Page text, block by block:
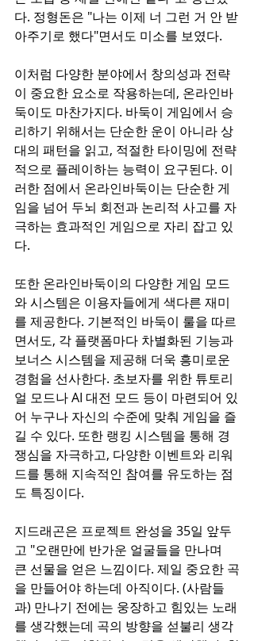
다. 정형돈은 "나는 이제 너 그런 거 안 받
아주기로 했다"면서도 미소를 보였다.
이처럼 다양한 분야에서 창의성과 전략
이 중요한 요소로 작용하는데, 온라인바
둑이도 마찬가지다. 바둑이 게임에서 승
리하기 위해서는 단순한 운이 아니라 상
대의 패턴을 읽고, 적절한 타이밍에 전략
적으로 플레이하는 능력이 요구된다. 이
러한 점에서 온라인바둑이는 단순한 게
임을 넘어 두뇌 회전과 논리적 사고를 자
극하는 효과적인 게임으로 자리 잡고 있
다.
또한 온라인바둑이의 다양한 게임 모드
와 시스템은 이용자들에게 색다른 재미
를 제공한다. 기본적인 바둑이 룰을 따르
면서도, 각 플랫폼마다 차별화된 기능과
보너스 시스템을 제공해 더욱 흥미로운
경험을 선사한다. 초보자를 위한 튜토리
얼 모드나 AI 대전 모드 등이 마련되어 있
어 누구나 자신의 수준에 맞춰 게임을 즐
길 수 있다. 또한 랭킹 시스템을 통해 경
쟁심을 자극하고, 다양한 이벤트와 리워
드를 통해 지속적인 참여를 유도하는 점
도 특징이다.
지드래곤은 프로젝트 완성을 35일 앞두
고 "오랜만에 반가운 얼굴들을 만나며
큰 선물을 얻은 느낌이다. 제일 중요한 곡
을 만들어야 하는데 아직이다. (사람들
과) 만나기 전에는 웅장하고 힘있는 노래
를 생각했는데 곡의 방향을 섣불리 생각